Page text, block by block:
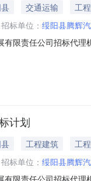
交通运输
工程
招标单位： 绥阳县腾辉
限责任公司招标代
代码
计划
工程建筑
工程
招标单位： 绥阳县腾辉
限责任公司招标代